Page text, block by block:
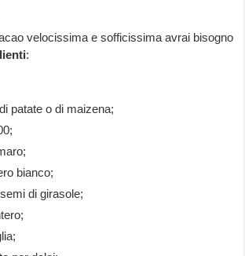
velocissima e sofficissima avrai bisogno
:
patate o di maizena;
bianco;
di girasole;